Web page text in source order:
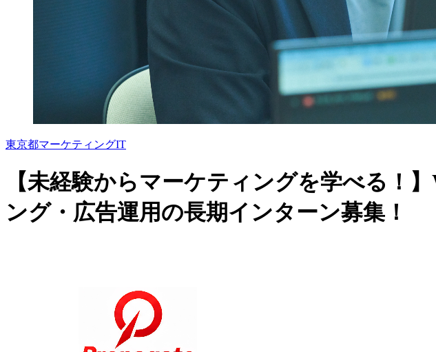
東京都マーケティングIT
【未経験からマーケティングを学べる！
ング・広告運用の長期インターン募集！